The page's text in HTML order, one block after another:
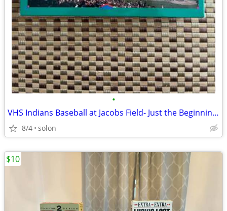
•
VHS Indians Baseball at Jacobs Field- Just the Beginning 1994
8/4 solon
$10